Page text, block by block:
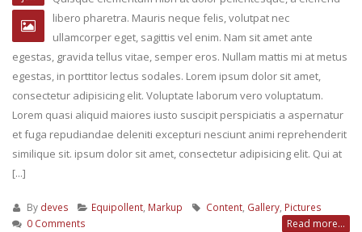
libero pharetra. Mauris neque felis, volutpat nec
ullamcorper eget, sagittis vel enim. Nam sit amet ante
egestas, gravida tellus vitae, semper eros. Nullam mattis mi at metus
egestas, in porttitor lectus sodales. Lorem ipsum dolor sit amet,
consectetur adipisicing elit. Voluptate laborum vero voluptatum.
Lorem quasi aliquid maiores iusto suscipit perspiciatis a aspernatur
et fuga repudiandae deleniti excepturi nesciunt animi reprehenderit
similique sit. ipsum dolor sit amet, consectetur adipisicing elit. Qui at
[...]
By deves Equipollent, Markup Content, Gallery, Pictures
0 Comments
Read more...